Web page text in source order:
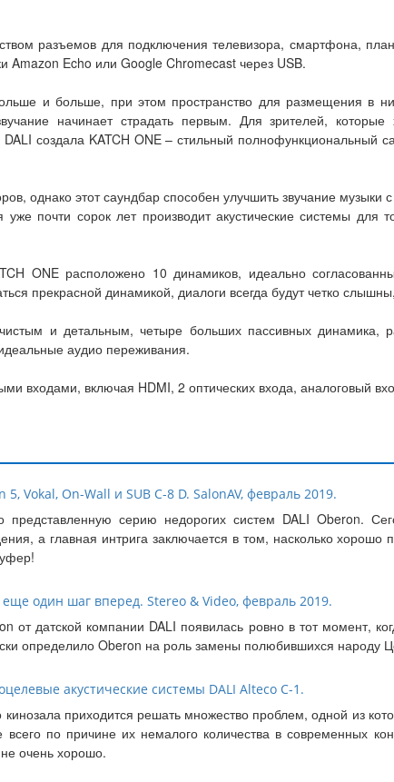
разъемов для подключения телевизора, смартфона,
Amazon Echo или Google Chromecast через USB.
и больше, при этом пространство для размещения в
начинает страдать первым. Для зрителей,
создала KATCH ONE – стильный полнофункциональный
однако этот саундбар способен улучшить звучание
почти сорок лет производит акустические системы для
ONE расположено 10 динамиков, идеально
прекрасной динамикой, диалоги всегда будут четко
и детальным, четыре больших пассивных
аудио переживания.
входами, включая HDMI, 2 оптических входа, аналоговый
Vokal, On-Wall и SUB C-8 D. SalonAV, февраль 2019.
представленную серию недорогих систем DALI Oberon.
а главная интрига заключается в том, насколько
еще один шаг вперед. Stereo & Video, февраль 2019.
от датской компании DALI появилась ровно в тот момент,
определило Oberon на роль замены полюбившихся народу
акустические системы DALI Alteco C-1.
приходится решать множество проблем, одной из
всего по причине их немалого количества в современных
очень хорошо.